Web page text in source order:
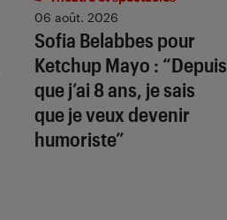
Sofia Belabbes pour
Ketchup Mayo : “Depuis
que j’ai 8 ans, je sais
que je veux devenir
humoriste”
06 août. 2026